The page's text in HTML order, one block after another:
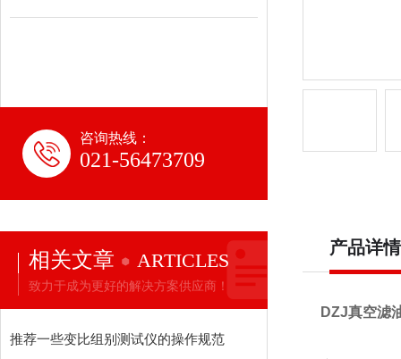
咨询热线：
021-56473709
相关文章 ARTICLES
致力于成为更好的解决方案供应商！
推荐一些变比组别测试仪的操作规范
产品详情
DZJ真空滤